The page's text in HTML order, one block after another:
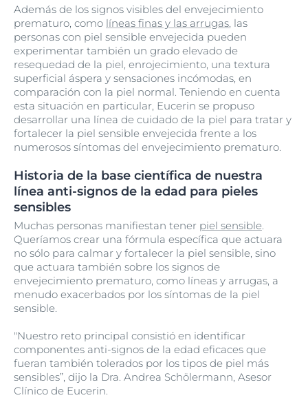
Además de los signos visibles del envejecimiento
prematuro, como líneas finas y las arrugas, las
personas con piel sensible envejecida pueden
experimentar también un grado elevado de
resequedad de la piel, enrojecimiento, una textura
superficial áspera y sensaciones incómodas, en
comparación con la piel normal. Teniendo en cuenta
esta situación en particular, Eucerin se propuso
desarrollar una línea de cuidado de la piel para tratar y
fortalecer la piel sensible envejecida frente a los
numerosos síntomas del envejecimiento prematuro.
Historia de la base científica de nuestra
línea anti-signos de la edad para pieles
sensibles
Muchas personas manifiestan tener piel sensible.
Queríamos crear una fórmula específica que actuara
no sólo para calmar y fortalecer la piel sensible, sino
que actuara también sobre los signos de
envejecimiento prematuro, como líneas y arrugas, a
menudo exacerbados por los síntomas de la piel
sensible.
"Nuestro reto principal consistió en identificar
componentes anti-signos de la edad eficaces que
fueran también tolerados por los tipos de piel más
sensibles”, dijo la Dra. Andrea Schölermann, Asesor
Clínico de Eucerin.